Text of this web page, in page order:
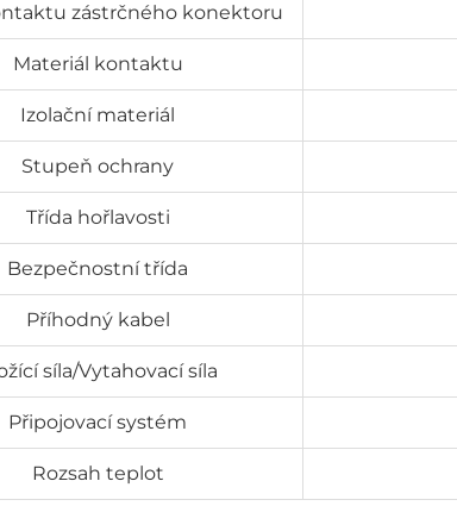
zástrčného konektoru
Materiál kontaktu
Izolační materiál
Stupeň ochrany
Třída hořlavosti
Bezpečnostní třída
Příhodný kabel
síla/Vytahovací síla
Připojovací systém
Rozsah teplot